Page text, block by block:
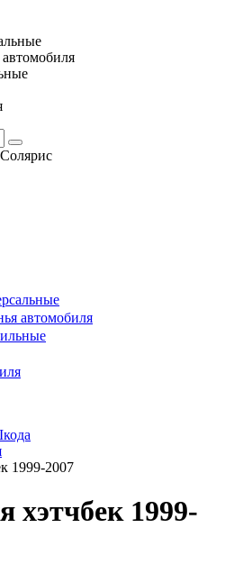
автомобиля
1999-2007
1999-